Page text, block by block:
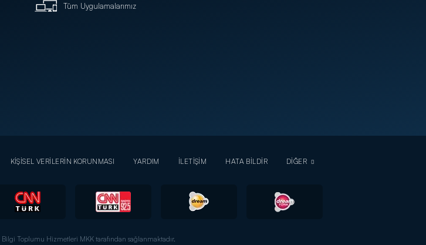
Tüm Uygulamalarımız
KİŞİSEL VERİLERİN KORUNMASI YARDIM İLETİŞİM HATA BİLDİR DİĞER
Bilgi Toplumu Hizmetleri MKK tarafından sağlanmaktadır.